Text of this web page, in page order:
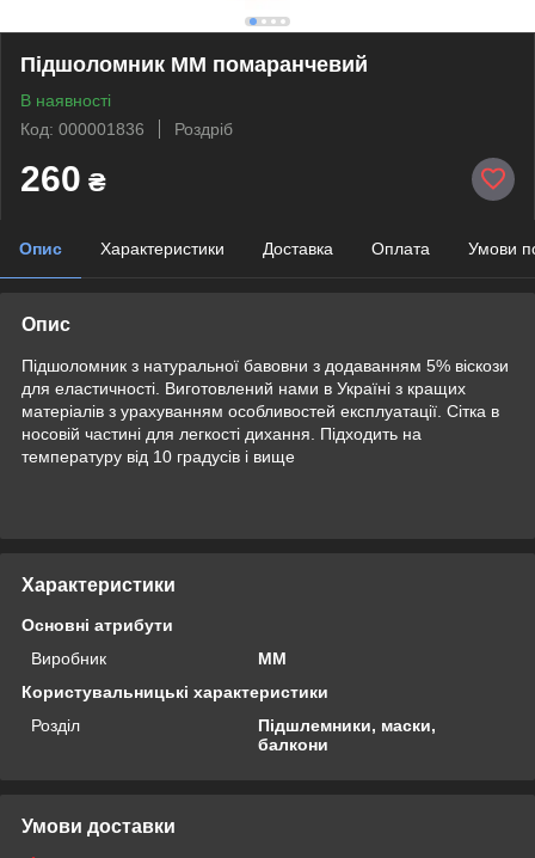
Підшоломник ММ помаранчевий
В наявності
Код: 000001836
Роздріб
260 ₴
Опис Характеристики Доставка Оплата Умови
Опис
Підшоломник з натуральної бавовни з додаванням 5% віскози
для еластичності. Виготовлений нами в Україні з кращих
матеріалів з урахуванням особливостей експлуатації. Сітка в
носовій частині для легкості дихання. Підходить на
температуру від 10 градусів і вище
Характеристики
Основні атрибути
Виробник
MM
Користувальницькі характеристики
Розділ
Підшлемники, маски,
балкони
Умови доставки